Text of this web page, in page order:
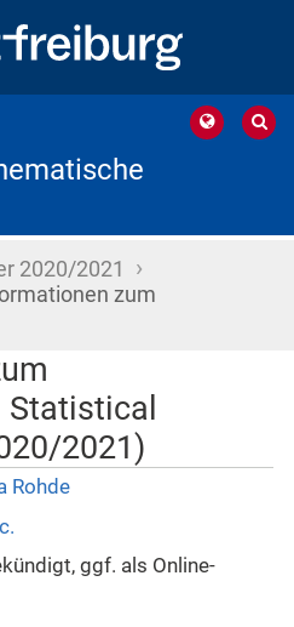
2020/2021 ›
zum
2021)
Rohde
ggf. als Online-